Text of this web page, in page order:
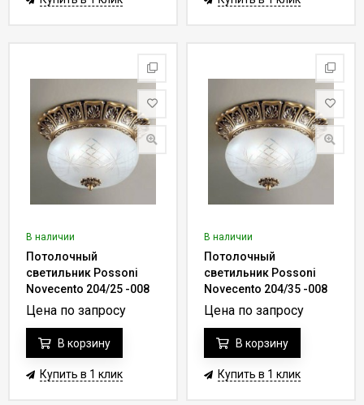
В наличии
Потолочный
светильник Possoni
Novecento 204/25 -008
Цена по запросу
В корзину
Купить в 1 клик
В наличии
Потолочный
светильник Possoni
Novecento 204/35 -008
Цена по запросу
В корзину
Купить в 1 клик